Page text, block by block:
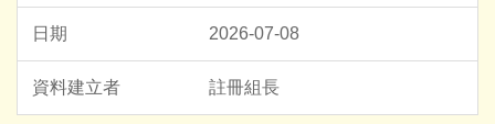
2026-07-08
註冊組長